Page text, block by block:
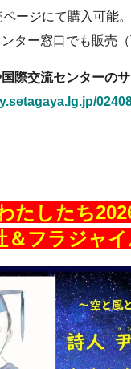
ページにて購入可能
ター窓口でも販売（
際交流センターの
たしたち
＆フラジャ